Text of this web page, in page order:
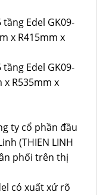
Edel GK09-
x R415mm x
Edel GK09-
x R535mm x
ty cổ phần đầu
(THIEN LINH
phối trên thị
có xuất xứ rõ